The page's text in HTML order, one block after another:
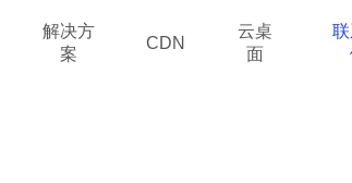
解决方
案
CDN
云桌
面